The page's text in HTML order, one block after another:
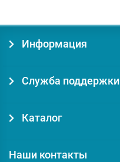
Информация
Служба поддержки
Каталог
Наши контакты